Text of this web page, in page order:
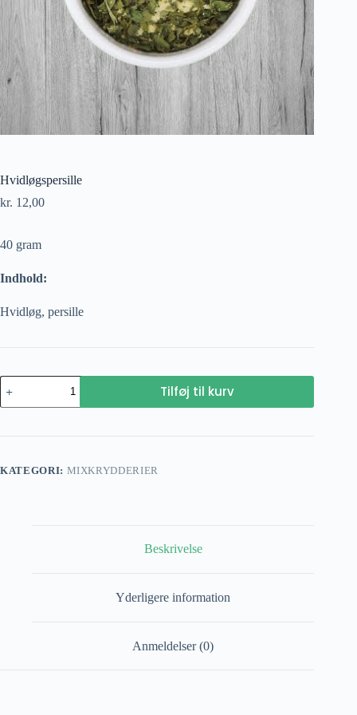
Hvidløgspersille
kr. 12,00
40 gram
Indhold:
Hvidløg, persille
Hvidløgspersille
antal
Tilføj til kurv
KATEGORI: MIXKRYDDERIER
Beskrivelse
Yderligere information
Anmeldelser (0)